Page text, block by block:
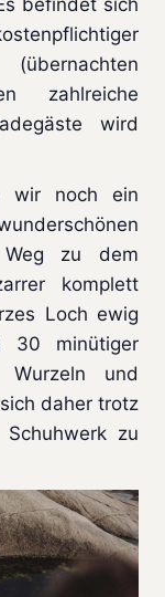
befindet sich
zahlreiche
wird
wir noch ein
zu dem
komplett
Loch ewig
30 minütiger
und
daher trotz
zu